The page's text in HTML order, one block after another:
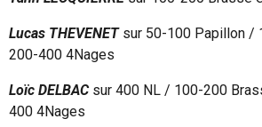
Lucas THEVENETsur 50-100 Papillon /
200-400 4Nages
Loïc DELBACsur 400 NL / 100-200
400 4Nages